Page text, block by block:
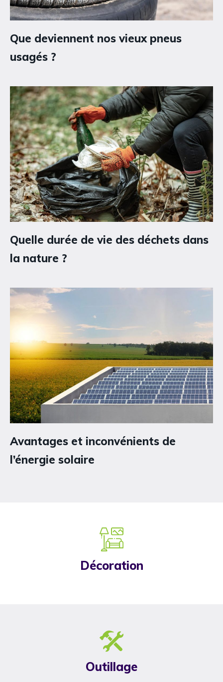
Que deviennent nos vieux pneus
usagés ?
Quelle durée de vie des déchets dans
la nature ?
Avantages et inconvénients de
l’énergie solaire
Décoration
Outillage